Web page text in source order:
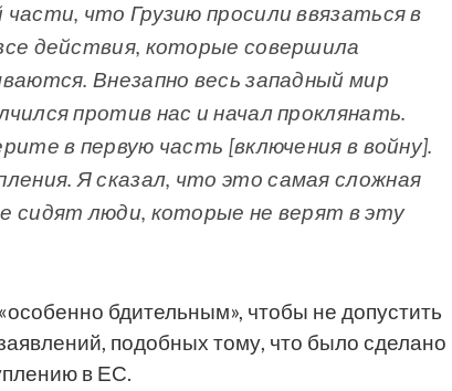
что Грузию просили ввязаться в
действия, которые совершила
Внезапно весь западный мир
против нас и начал проклянать.
в первую часть [включения в войну].
Я сказал, что это самая сложная
сидят люди, которые не верят в эту
бдительным», чтобы не допустить
подобных тому, что было сделано
в ЕС.